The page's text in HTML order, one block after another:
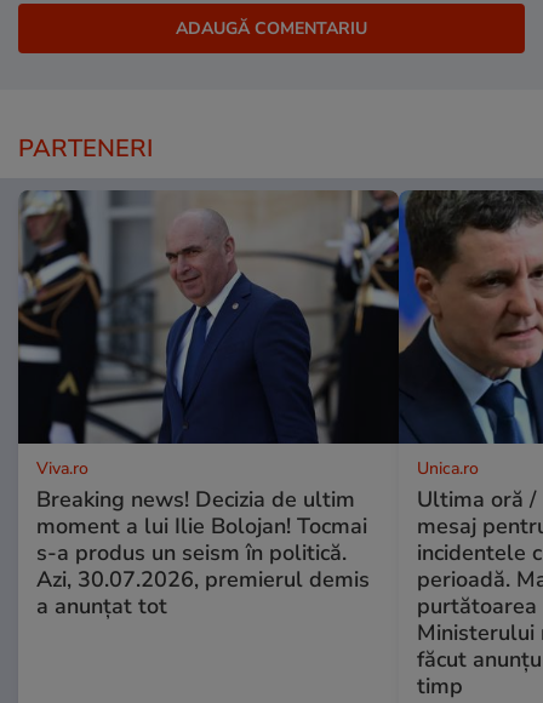
PARTENERI
Viva.ro
Breaking news! Decizia de ultim
moment a lui Ilie Bolojan! Tocmai
s-a produs un seism în politică.
Azi, 30.07.2026, premierul demis
a anunțat tot
Unica.ro
Ultima oră /
mesaj
incidentele
perioadă.
purtătoarea
Ministerului
făcut
timp